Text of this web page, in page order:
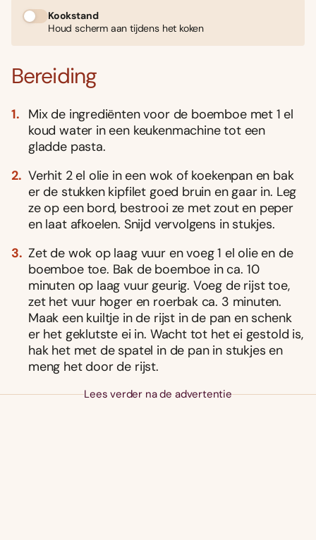
Kookstand
Houd scherm aan tijdens het koken
Bereiding
Mix de ingrediënten voor de boemboe met 1 el
koud water in een keukenmachine tot een
gladde pasta.
Verhit 2 el olie in een wok of koekenpan en bak
er de stukken kipfilet goed bruin en gaar in. Leg
ze op een bord, bestrooi ze met zout en peper
en laat afkoelen. Snijd vervolgens in stukjes.
Zet de wok op laag vuur en voeg 1 el olie en de
boemboe toe. Bak de boemboe in ca. 10
minuten op laag vuur geurig. Voeg de rijst toe,
zet het vuur hoger en roerbak ca. 3 minuten.
Maak een kuiltje in de rijst in de pan en schenk
er het geklutste ei in. Wacht tot het ei gestold is,
hak het met de spatel in de pan in stukjes en
meng het door de rijst.
Lees verder na de advertentie